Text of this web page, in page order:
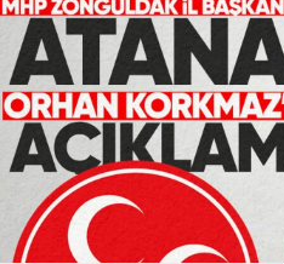
Spor
Ulusal